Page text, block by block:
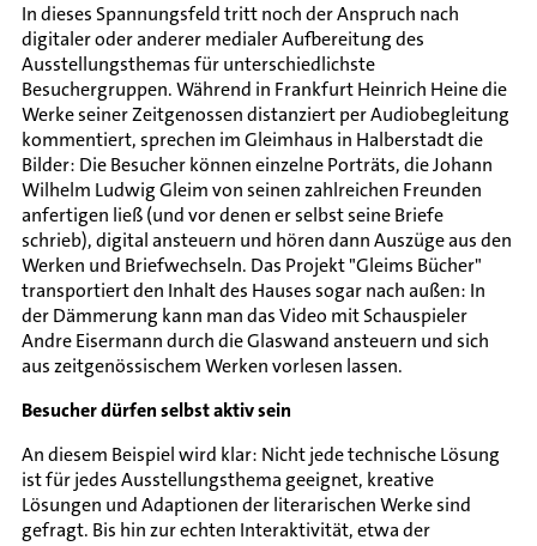
In dieses Spannungsfeld tritt noch der Anspruch nach
digitaler oder anderer medialer Aufbereitung des
Ausstellungsthemas für unterschiedlichste
Besuchergruppen. Während in Frankfurt Heinrich Heine die
Werke seiner Zeitgenossen distanziert per Audiobegleitung
kommentiert, sprechen im Gleimhaus in Halberstadt die
Bilder: Die Besucher können einzelne Porträts, die Johann
Wilhelm Ludwig Gleim von seinen zahlreichen Freunden
anfertigen ließ (und vor denen er selbst seine Briefe
schrieb), digital ansteuern und hören dann Auszüge aus den
Werken und Briefwechseln. Das Projekt "Gleims Bücher"
transportiert den Inhalt des Hauses sogar nach außen: In
der Dämmerung kann man das Video mit Schauspieler
Andre Eisermann durch die Glaswand ansteuern und sich
aus zeitgenössischem Werken vorlesen lassen.
Besucher dürfen selbst aktiv sein
An diesem Beispiel wird klar: Nicht jede technische Lösung
ist für jedes Ausstellungsthema geeignet, kreative
Lösungen und Adaptionen der literarischen Werke sind
gefragt. Bis hin zur echten Interaktivität, etwa der